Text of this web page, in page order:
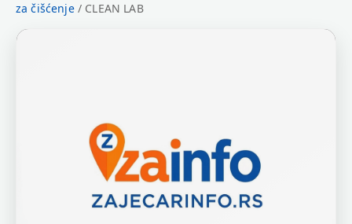
za čišćenje/ CLEAN LAB